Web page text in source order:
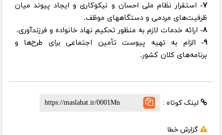
۷-
استقرار نظام ملی احسان و نیکوکاری و ایجاد پیوند میان
ظرفیت‌های مردمی و دستگاههای موظف.
۸- ارائه خدمات لازم به منظور تحکیم نهاد خانواده و فرزندآوری.
۹-
الزام به تهیه پیوست تأمین اجتماعی برای طرح‌ها و
برنامه‌های کلان کشور.
لینک کوتاه :
گزارش خطا